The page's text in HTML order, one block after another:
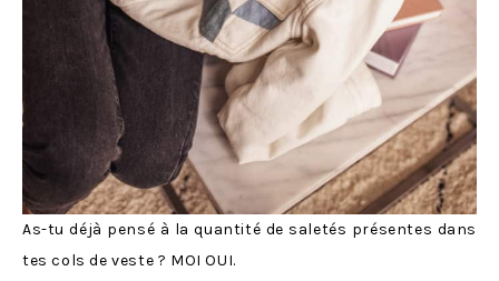
As-tu déjà pensé à la quantité de saletés présentes dans
tes cols de veste ? MOI OUI.